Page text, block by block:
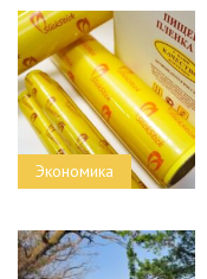
Экономика